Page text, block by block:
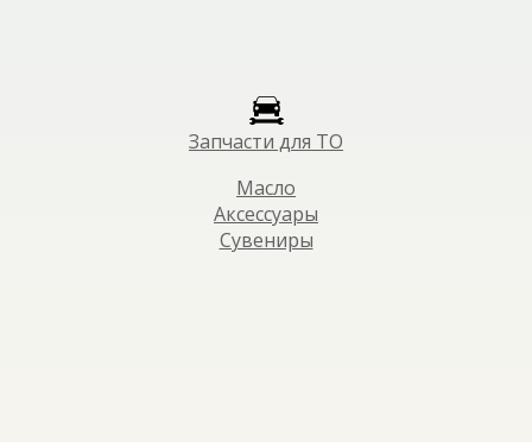
Запчасти для ТО
Масло
Аксессуары
Сувениры